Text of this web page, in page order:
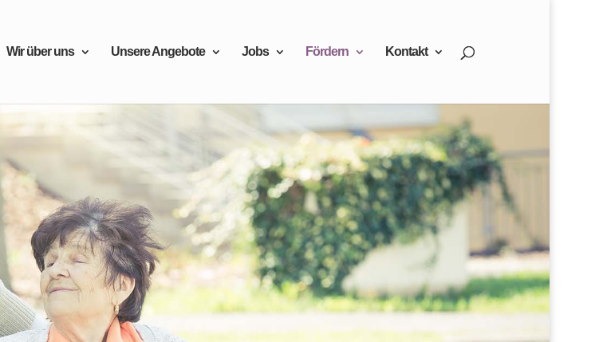
Wir über uns Unsere Angebote Jobs Fördern Kontakt